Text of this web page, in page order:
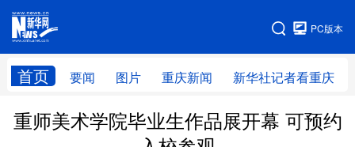
PC版本
首页 要闻 图片 重庆新闻 新华社记者看重庆
网站地图
重师美术学院毕业生作品展开幕 可预约